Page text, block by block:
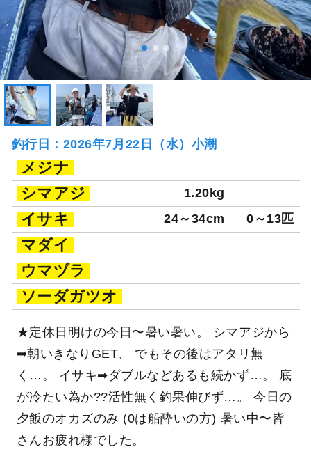
釣行日：2026年7月22日（水）小潮
メジナ
シマアジ
1.20kg
イサキ 24～34cm 0～13匹
マダイ
ウマヅラ
ソーダガツオ
★定休日明けの今日〜暑い暑い。 シマアジから
➡朝いきなりGET、 でもその後はアタリ無
く…。 イサキ➡ダブルなどあるも続かず…。 底
が冷たい為か??活性無く釣果伸びず…。 今日の
夕飯のオカズのみ (0は船酔いの方) 暑い中〜皆
さんお疲れ様でした。